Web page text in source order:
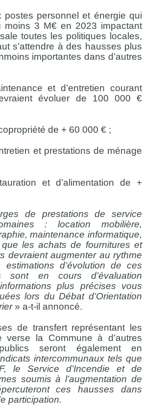
postes personnel et énergie qui
moins 3 M€ en 2023 impactant
toutes les politiques locales,
s’attendre à des hausses plus
importantes dans d’autres
et d’entretien courant
évoluer de 100 000 €
de + 60 000 € ;
et prestations de ménage
et d’alimentation de +
de prestations de service
: location mobilière,
maintenance informatique,
les achats de fournitures et
devraient augmenter au rythme
estimations d’évolution de ces
sont en cours d’évaluation
plus précises vous
lors du Débat d’Orientation
» a-t-il annoncé.
de transfert représentant les
verse la Commune à d’autres
seront également en
intercommunaux tels que
le Service d’Incendie et de
soumis à l’augmentation de
ces hausses dans
participation.